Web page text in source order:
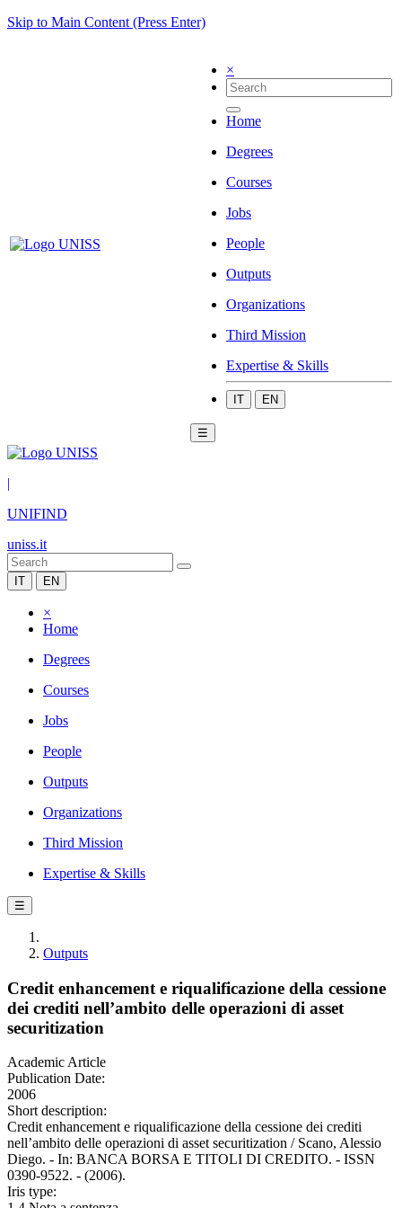
Skip to Main Content (Press Enter)
×
Home
Degrees
Courses
Jobs
People
Outputs
Organizations
Third Mission
Expertise & Skills
IT EN
☰
|
UNIFIND
uniss.it
IT EN
×
Home
Degrees
Courses
Jobs
People
Outputs
Organizations
Third Mission
Expertise & Skills
☰
Outputs
Credit enhancement e riqualificazione della cessione
dei crediti nell’ambito delle operazioni di asset
securitization
Academic Article
Publication Date:
2006
Short description:
Credit enhancement e riqualificazione della cessione dei crediti
nell’ambito delle operazioni di asset securitization / Scano, Alessio
Diego. - In: BANCA BORSA E TITOLI DI CREDITO. - ISSN
0390-9522. - (2006).
Iris type: